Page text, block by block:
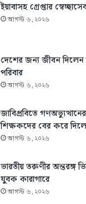
ইয়াবাসহ গ্রেপ্তার
আগস্ট ৬, ২০২৬
দেশের জন্য জীবন
পরিবার
আগস্ট ৬, ২০২৬
জাবিপ্রবিতে
শিক্ষকদের বের করে
আগস্ট ৬, ২০২৬
ভারতীয় তরুণীর অন্তরঙ্গ
যুবক কারাগারে
আগস্ট ৬, ২০২৬